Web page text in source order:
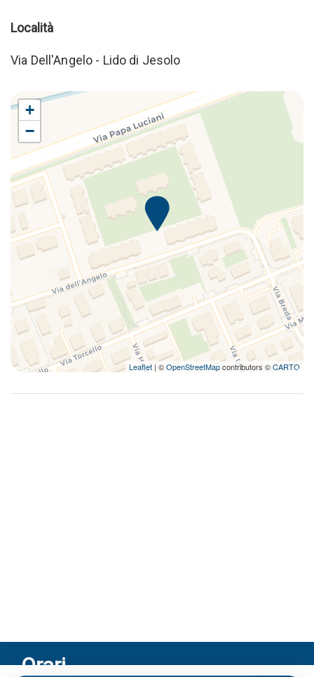
Località
Via Dell'Angelo - Lido di Jesolo
+
−
Leaflet | ©OpenStreetMapcontributors ©CARTO
Orari